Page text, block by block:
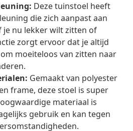
Deze tuinstoel heeft
die zich aanpast aan
nu lekker wilt zitten of
zorgt ervoor dat je altijd
moeiteloos van zitten naar
Gemaakt van polyester
frame, deze stoel is super
materiaal is
gebruik en kan tegen